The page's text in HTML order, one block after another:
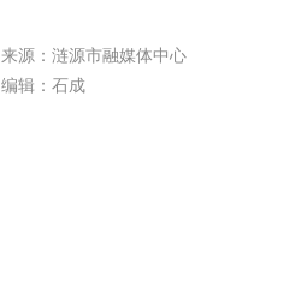
来源：涟源市融媒体中心
编辑：石成